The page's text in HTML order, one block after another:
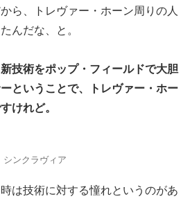
ら、トレヴァー・ホーン周りの人
んだな、と。
技術をポップ・フィールドで大胆
ということで、トレヴァー・ホー
けれど。
シンクラヴィア
は技術に対する憧れというのがあ